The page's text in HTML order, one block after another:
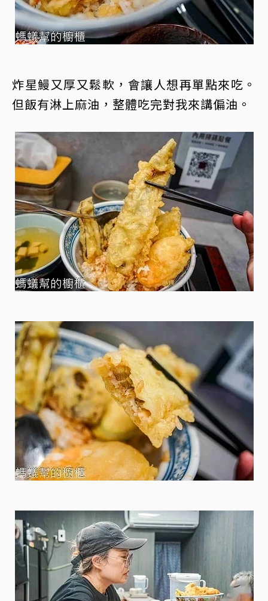
炸星鰻又厚又鬆軟，會讓人想再單點來吃。
但飯有淋上麻油，整體吃完對我來講偏油。